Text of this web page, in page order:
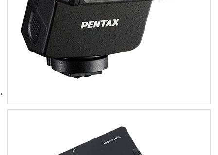
フラッシュ